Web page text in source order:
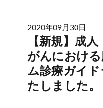
2020年09月30日
【新規】成
がんにおける
ム診療ガイ
たしました。